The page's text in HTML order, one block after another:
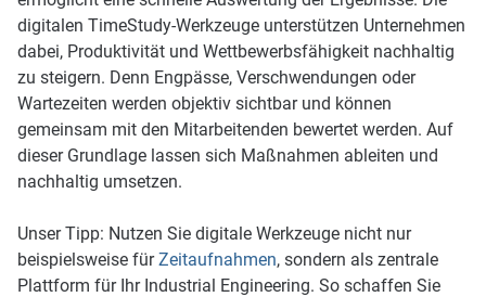
digitalen TimeStudy-Werkzeuge unterstützen Unternehmen
dabei, Produktivität und Wettbewerbsfähigkeit nachhaltig
zu steigern. Denn Engpässe, Verschwendungen oder
Wartezeiten werden objektiv sichtbar und können
gemeinsam mit den Mitarbeitenden bewertet werden. Auf
dieser Grundlage lassen sich Maßnahmen ableiten und
nachhaltig umsetzen.
Unser Tipp: Nutzen Sie digitale Werkzeuge nicht nur
beispielsweise fürZeitaufnahmen, sondern als zentrale
Plattform für Ihr Industrial Engineering. So schaffen Sie